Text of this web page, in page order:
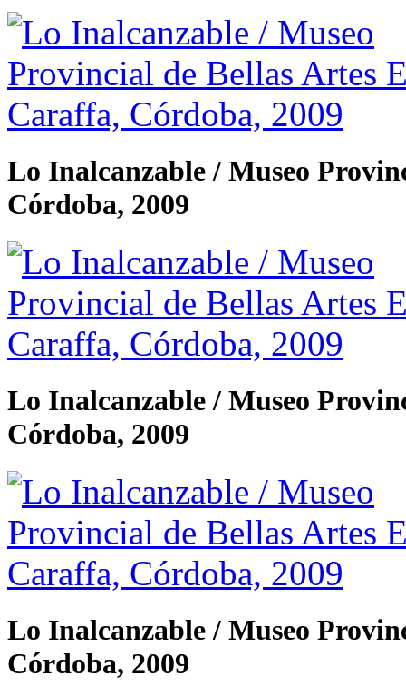
Lo Inalcanzable / Museo
Córdoba, 2009
Lo Inalcanzable / Museo
Córdoba, 2009
Lo Inalcanzable / Museo
Córdoba, 2009